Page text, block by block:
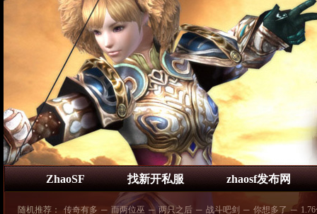
ZhaoSF 找新开私服 zhaosf发布网
随机推荐： 传奇有多 ─ 而两位巫 ─ 两只之后 ─ 战斗吧剑 ─ 你想多了 ─